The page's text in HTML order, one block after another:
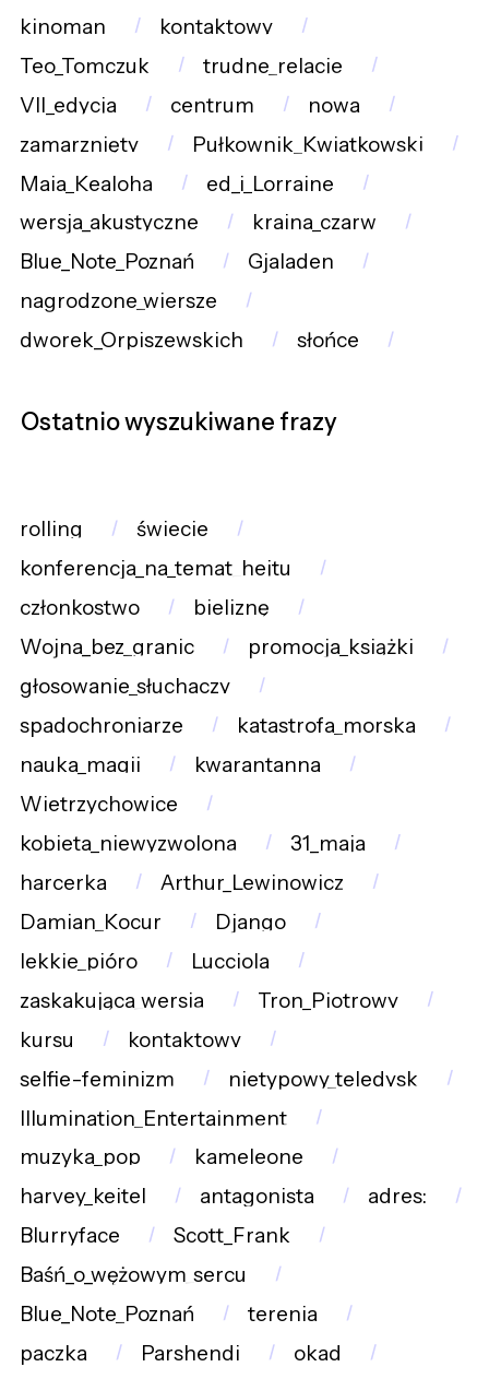
kinoman
kontaktowy
Teo_Tomczuk
trudne_relacje
VII_edycja
centrum
nowa
zamarznięty
Pułkownik_Kwiatkowski
Maia_Kealoha
ed_i_Lorraine
wersja_akustyczne
kraina_czarw
Blue_Note_Poznań
Gjaladen
nagrodzone_wiersze
dworek_Orpiszewskich
słońce
Ostatnio wyszukiwane frazy
rolling
świecie
konferencja_na_temat_hejtu
członkostwo
bieliznę
Wojna_bez_granic
promocja_książki
głosowanie_słuchaczy
spadochroniarze
katastrofa_morska
nauka_magii
kwarantanna
Wietrzychowice
kobieta_niewyzwolona
31_maja
harcerka
Arthur_Lewinowicz
Damian_Kocur
Django
lekkie_pióro
Lucciola
zaskakująca_wersja
Tron_Piotrowy
kursu
kontaktowy
selfie-feminizm
nietypowy_teledysk
Illumination_Entertainment
muzyka_pop
kameleone
harvey_keitel
antagonista
adres:
Blurryface
Scott_Frank
Baśń_o_wężowym_sercu
Blue_Note_Poznań
terenia
paczka
Parshendi
okad